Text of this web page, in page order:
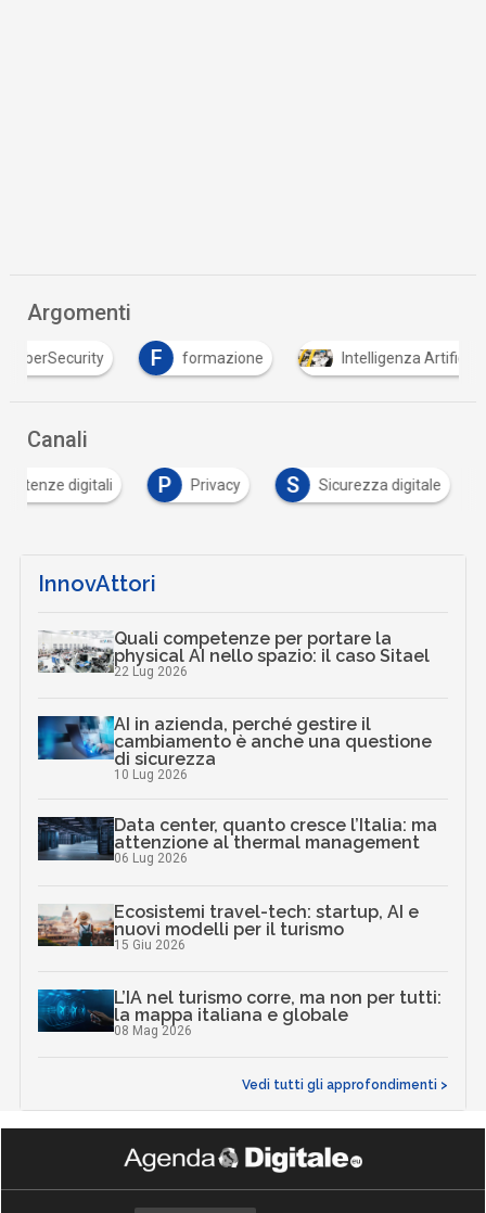
Argomenti
F
formazione Intelligenza Artificiale
Canali
digitali P Privacy S Sicurezza digitale
InnovAttori
Quali competenze per portare la
physical AI nello spazio: il caso Sitael
22 Lug 2026
AI in azienda, perché gestire il
cambiamento è anche una questione
di sicurezza
10 Lug 2026
Data center, quanto cresce l’Italia: ma
attenzione al thermal management
06 Lug 2026
Ecosistemi travel-tech: startup, AI e
nuovi modelli per il turismo
15 Giu 2026
L’IA nel turismo corre, ma non per tutti:
la mappa italiana e globale
08 Mag 2026
Vedi tutti gli approfondimenti >